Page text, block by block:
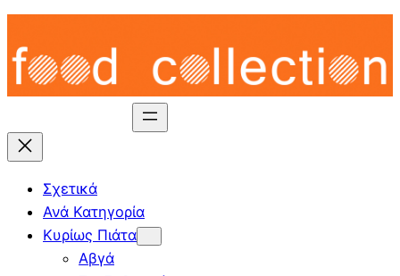
Skip
content
Σχετικά
Ανά Κατηγορία
Κυρίως Πιάτα
Αβγά